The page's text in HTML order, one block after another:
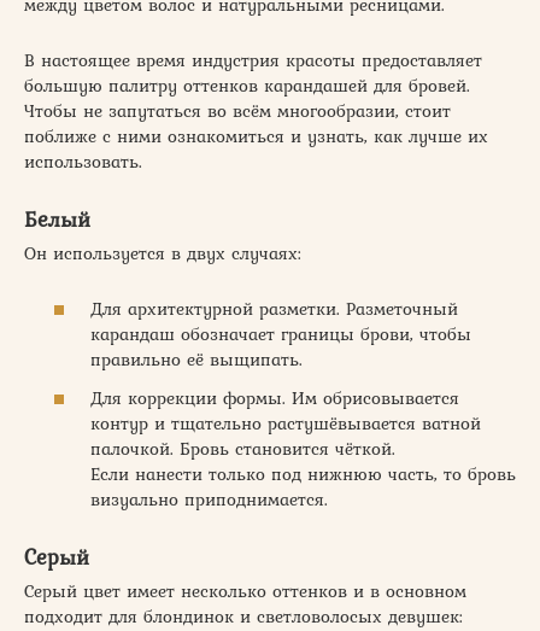
В настоящее время индустрия красоты предоставляет
большую палитру оттенков карандашей для бровей.
Чтобы не запутаться во всём многообразии, стоит
поближе с ними ознакомиться и узнать, как лучше их
использовать.
Белый
Он используется в двух случаях:
Для архитектурной разметки. Разметочный
карандаш обозначает границы брови, чтобы
правильно её выщипать.
Для коррекции формы. Им обрисовывается
контур и тщательно растушёвывается ватной
палочкой. Бровь становится чёткой.
Если нанести только под нижнюю часть, то бровь
визуально приподнимается.
Серый
Серый цвет имеет несколько оттенков и в основном
подходит для блондинок и светловолосых девушек: